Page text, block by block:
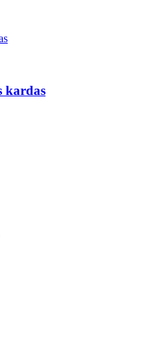
kardas